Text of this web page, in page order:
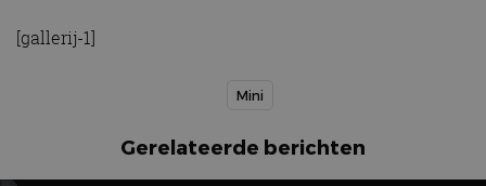
[gallerij-1]
Mini
Gerelateerde berichten